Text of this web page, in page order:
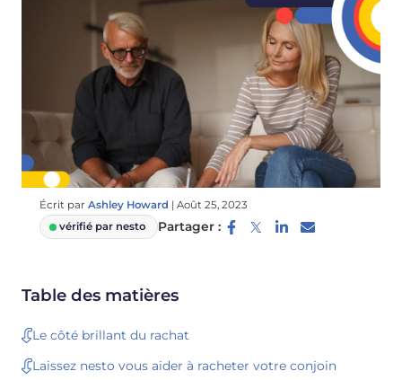
Écrit par Ashley Howard | Août 25, 2023
vérifié par nesto
Partager :
Table des matières
Le côté brillant du rachat
Laissez nesto vous aider à racheter votre conjoin